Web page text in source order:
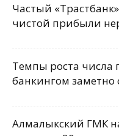
Частый
чистой прибыли
Темпы роста числа
банкингом заметно
Алмалыкский ГМК